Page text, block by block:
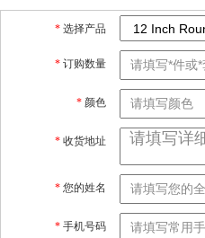
* 选择产品
* 订购数量
* 颜色
* 收货地址
* 您的姓名
* 手机号码